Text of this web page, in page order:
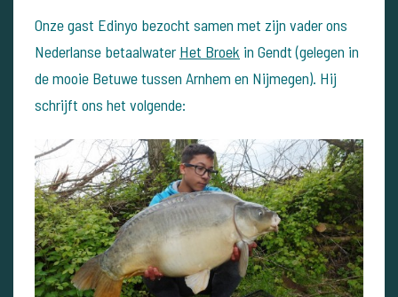
Onze gast Edinyo bezocht samen met zijn vader ons
Nederlanse betaalwater Het Broek in Gendt (gelegen in
de mooie Betuwe tussen Arnhem en Nijmegen). Hij
schrijft ons het volgende: